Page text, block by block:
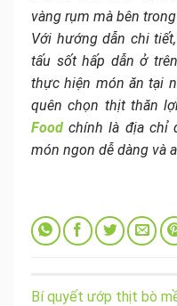
vàng rụm mà bên
Với hướng dẫn chi
tấu sốt hấp dẫn ở
thực hiện món ăn tại
quên chọn thịt thăn
Food chính là địa chỉ
món ngon dễ dàng và
Bí quyết ướp thịt bò